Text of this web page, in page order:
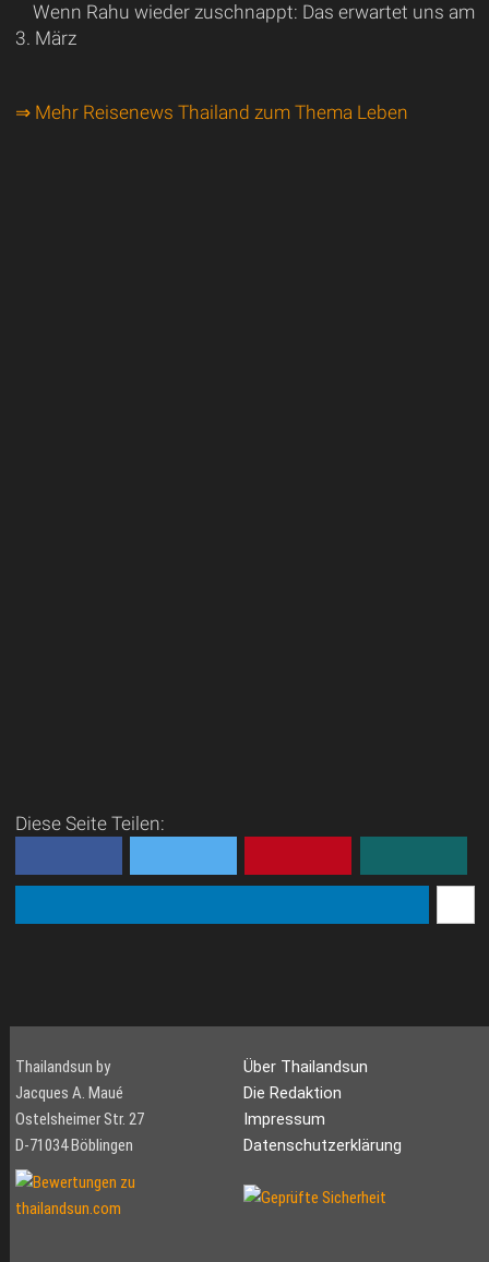
Wenn Rahu wieder zuschnappt: Das erwartet uns am
3. März
⇒ Mehr Reisenews Thailand zum Thema Leben
Diese Seite Teilen:
Thailandsun by
Jacques A. Maué
Ostelsheimer Str. 27
D-71034 Böblingen
Über Thailandsun
Die Redaktion
Impressum
Datenschutzerklärung